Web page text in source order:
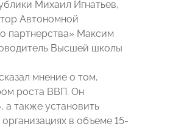
Михаил Игнатьев,
Автономной
партнерства» Максим
Высшей школы
мнение о том,
роста ВВП. Он
также установить
в объеме 15-